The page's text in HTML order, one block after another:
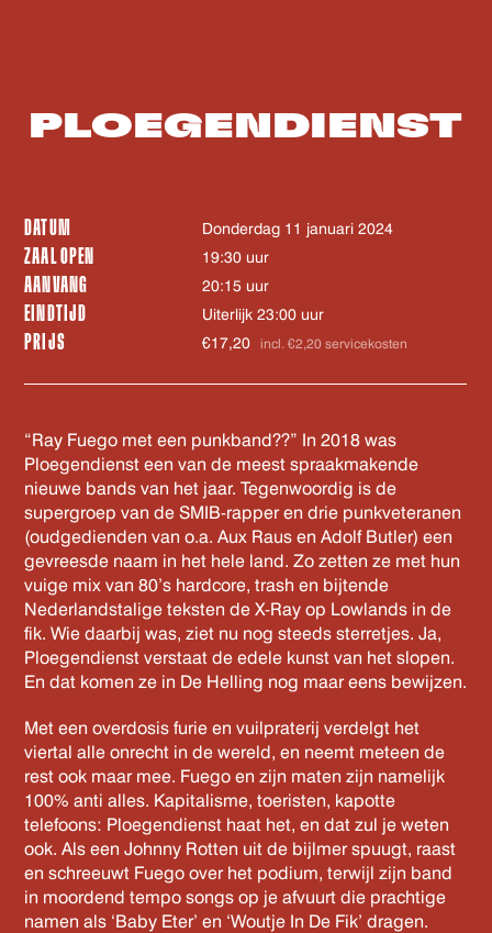
PLOEGENDIENST
DATUM donderdag 11 januari 2024
ZAAL OPEN 19:30 uur
AANVANG 20:15 uur
EINDTIJD Uiterlijk 23:00 uur
PRIJS €17,20 incl. €2,20 servicekosten
“Ray Fuego met een punkband??” In 2018 was
Ploegendienst een van de meest spraakmakende
nieuwe bands van het jaar. Tegenwoordig is de
supergroep van de SMIB-rapper en drie punkveteranen
(oudgedienden van o.a. Aux Raus en Adolf Butler) een
gevreesde naam in het hele land. Zo zetten ze met hun
vuige mix van 80’s hardcore, trash en bijtende
Nederlandstalige teksten de X-Ray op Lowlands in de
fik. Wie daarbij was, ziet nu nog steeds sterretjes. Ja,
Ploegendienst verstaat de edele kunst van het slopen.
En dat komen ze in De Helling nog maar eens bewijzen.
Met een overdosis furie en vuilpraterij verdelgt het
viertal alle onrecht in de wereld, en neemt meteen de
rest ook maar mee. Fuego en zijn maten zijn namelijk
100% anti alles. Kapitalisme, toeristen, kapotte
telefoons: Ploegendienst haat het, en dat zul je weten
ook. Als een Johnny Rotten uit de bijlmer spuugt, raast
en schreeuwt Fuego over het podium, terwijl zijn band
in moordend tempo songs op je afvuurt die prachtige
namen als ‘Baby Eter’ en ‘Woutje In De Fik’ dragen.